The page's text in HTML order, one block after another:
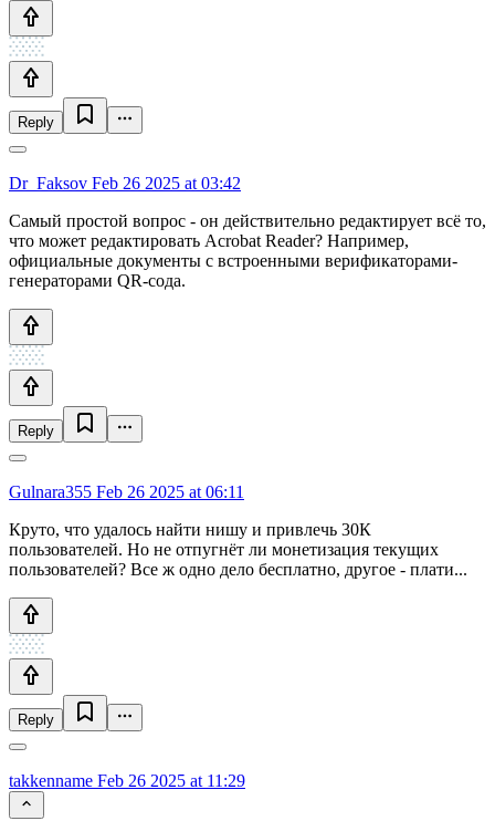
Reply
Dr_Faksov Feb 26 2025 at 03:42
Самый простой вопрос - он действительно редактирует всё то,
что может редактировать Acrobat Reader? Например,
официальные документы с встроенными верификаторами-
генераторами QR-сода.
Reply
Gulnara355 Feb 26 2025 at 06:11
Круто, что удалось найти нишу и привлечь 30К
пользователей. Но не отпугнёт ли монетизация текущих
пользователей? Все ж одно дело бесплатно, другое - плати...
Reply
takkenname Feb 26 2025 at 11:29